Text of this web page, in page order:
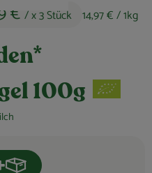
100g
€ / x 3 Stück 14,97 €/ 1kg